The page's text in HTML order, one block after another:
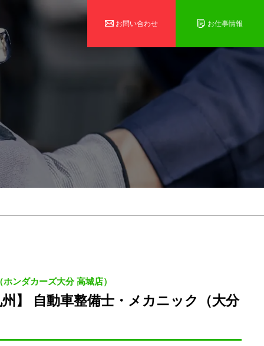
お問い合わせ お仕事情報
ンダカーズ大分 高城店）
】 自動車整備士・メカニック（大分